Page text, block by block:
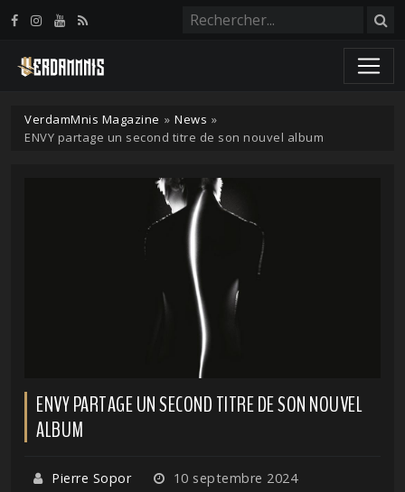
VerdamMnis Magazine » News »
ENVY partage un second titre de son nouvel album
ENVY PARTAGE UN SECOND TITRE DE SON NOUVEL
ALBUM
Pierre Sopor 10 septembre 2024
Panneau de gestion des cookies